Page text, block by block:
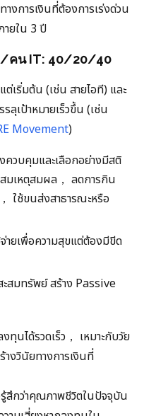
งการเงินที่ต้องการเร่งด่วน
ายใน 3 ปี
/คน IT: 40/20/40
เริ่มต้น (เช่น สายไอที) และ
ลุเป้าหมายเร็วขึ้น (เช่น
Movement)
ควบคุมและเลือกอย่างมีสติ
สมเหตุสมผล， ลดการกิน
ใช้ขนส่งสาธารณะหรือ
ายเพื่อความสุขแต่ต้องมีขีด
ะสมทรัพย์ สร้าง Passive
ทุนได้รวดเร็ว， เหมาะกับวัย
งวินัยทางการเงินที่
สึกว่าคุณภาพชีวิตในปัจจุบัน